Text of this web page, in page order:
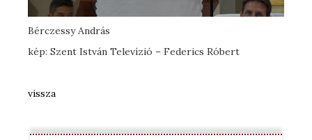
Bérczessy András
kép: Szent István Televízió – Federics Róbert
vissza